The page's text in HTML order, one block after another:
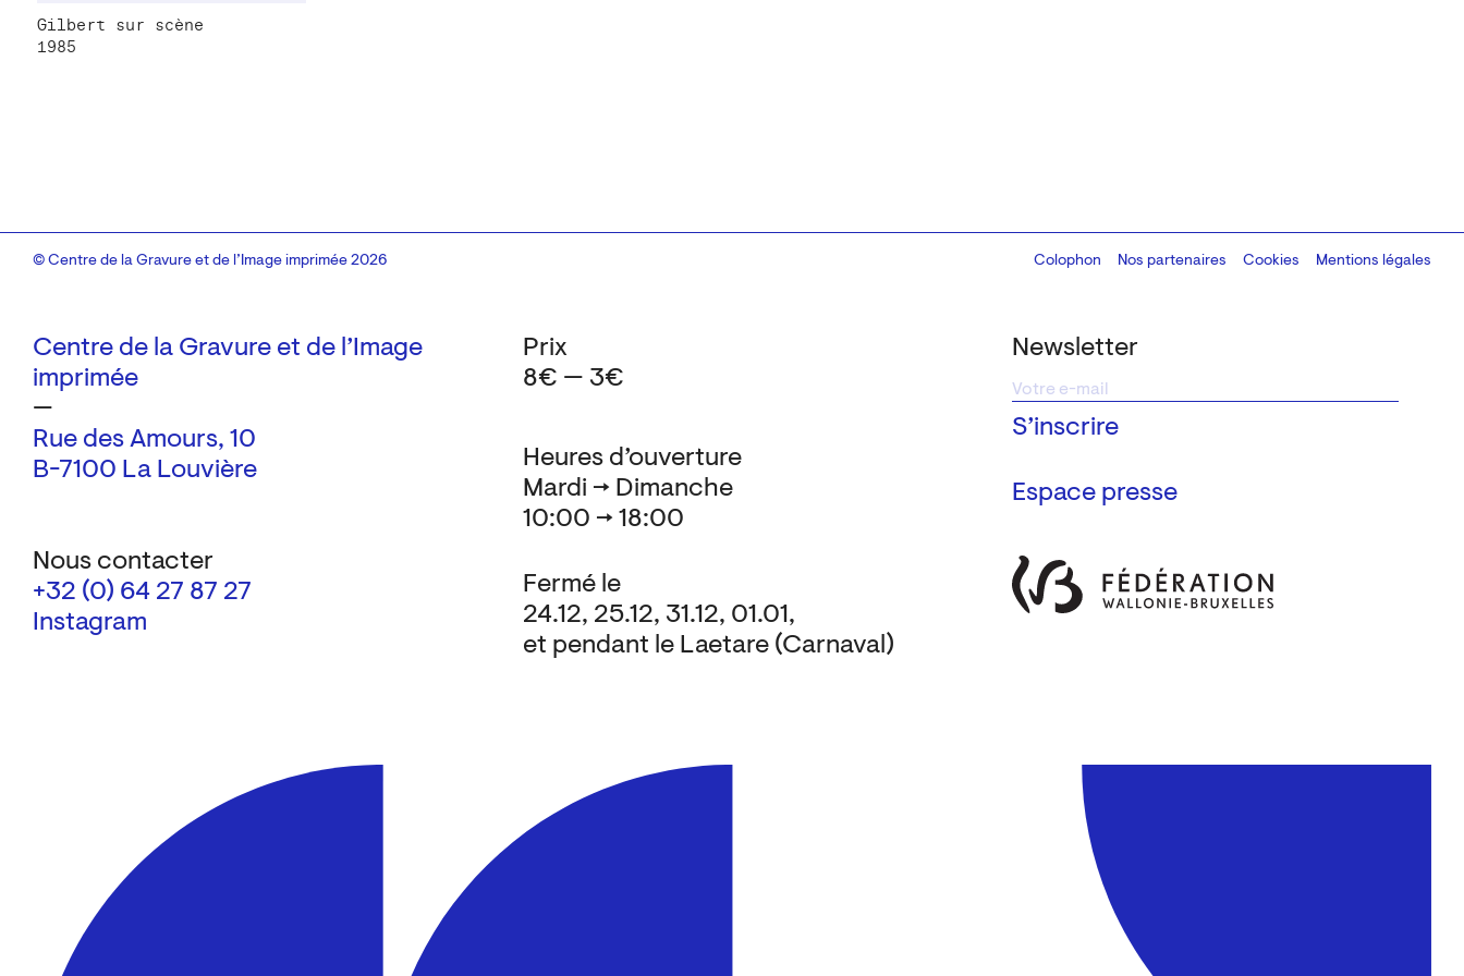
Gilbert sur scène
1985
Centre de la Gravure et de l’Image
imprimée
—
Rue des Amours, 10
B-7100 La Louvière
Nous contacter
+32 (0) 64 27 87 27
Instagram
Newsletter
Espace presse
Heures d’ouverture
Mardi → Dimanche
10:00 → 18:00
Fermé le
24.12, 25.12, 31.12, 01.01,
et pendant le Laetare (Carnaval)
Prix
8€ — 3€
© Centre de la Gravure et de l’Image imprimée 2026 Colophon
Design:Marcel Kaczmarek, code:8080.studio
Nos partenaires Cookies Mentions légales